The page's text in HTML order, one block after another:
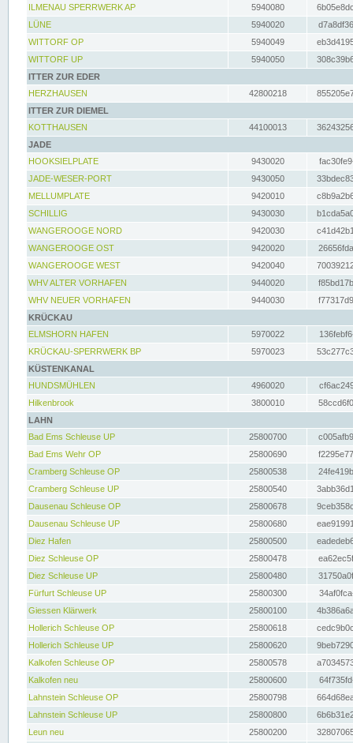
ILMENAU SPERRWERK AP
5940080
LÜNE
5940020
WITTORF OP
5940049
WITTORF UP
5940050
ITTER ZUR EDER
HERZHAUSEN
42800218
ITTER ZUR DIEMEL
KOTTHAUSEN
44100013
JADE
HOOKSIELPLATE
9430020
JADE-WESER-PORT
9430050
MELLUMPLATE
9420010
SCHILLIG
9430030
WANGEROOGE NORD
9420030
WANGEROOGE OST
9420020
WANGEROOGE WEST
9420040
WHV ALTER VORHAFEN
9440020
WHV NEUER VORHAFEN
9440030
KRÜCKAU
ELMSHORN HAFEN
5970022
KRÜCKAU-SPERRWERK BP
5970023
KÜSTENKANAL
HUNDSMÜHLEN
4960020
Hilkenbrook
3800010
LAHN
Bad Ems Schleuse UP
25800700
Bad Ems Wehr OP
25800690
Cramberg Schleuse OP
25800538
Cramberg Schleuse UP
25800540
Dausenau Schleuse OP
25800678
Dausenau Schleuse UP
25800680
Diez Hafen
25800500
Diez Schleuse OP
25800478
Diez Schleuse UP
25800480
Fürfurt Schleuse UP
25800300
Giessen Klärwerk
25800100
Hollerich Schleuse OP
25800618
Hollerich Schleuse UP
25800620
Kalkofen Schleuse OP
25800578
Kalkofen neu
25800600
Lahnstein Schleuse OP
25800798
Lahnstein Schleuse UP
25800800
Leun neu
25800200